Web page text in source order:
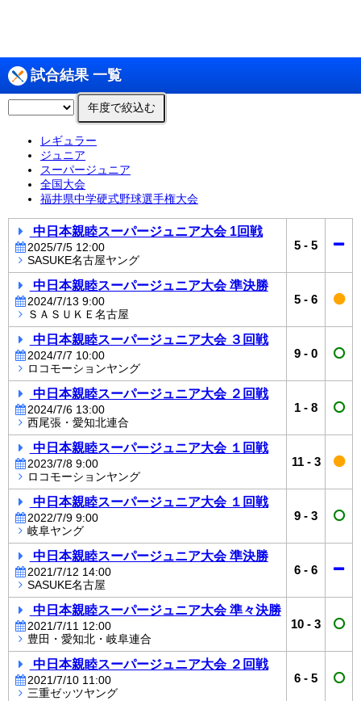
試合結果 一覧
年度で絞込む
レギュラー
ジュニア
スーパージュニア
全国大会
福井県中学硬式野球選手権大会
中日本親睦スーパージュニア大会 1回戦
2025/7/5 12:00
SASUKE名古屋ヤング
5 - 5
中日本親睦スーパージュニア大会 準決勝
2024/7/13 9:00
ＳＡＳＵＫＥ名古屋
5 - 6
中日本親睦スーパージュニア大会 ３回戦
2024/7/7 10:00
ロコモーションヤング
9 - 0
中日本親睦スーパージュニア大会 ２回戦
2024/7/6 13:00
西尾張・愛知北連合
1 - 8
中日本親睦スーパージュニア大会 １回戦
2023/7/8 9:00
ロコモーションヤング
11- 3
中日本親睦スーパージュニア大会 １回戦
2022/7/9 9:00
岐阜ヤング
9 - 3
中日本親睦スーパージュニア大会 準決勝
2021/7/12 14:00
SASUKE名古屋
6 - 6
中日本親睦スーパージュニア大会 準々決勝
2021/7/11 12:00
豊田・愛知北・岐阜連合
10 - 3
中日本親睦スーパージュニア大会 ２回戦
2021/7/10 11:00
三重ゼッツヤング
6 - 5